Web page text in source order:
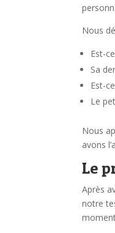
Nous
Est-
Sa
Est-
Le
Nous
avons
Le
Après
notre